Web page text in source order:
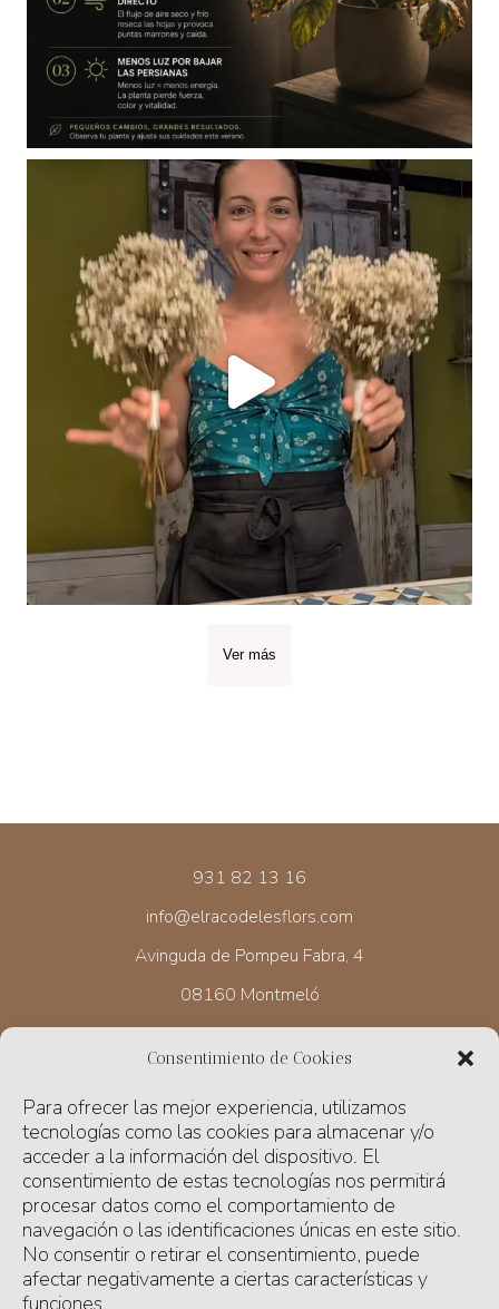
Consentimiento de Cookies
Para ofrecer las mejor experiencia, utilizamos
tecnologías como las cookies para almacenar y/o
acceder a la información del dispositivo. El
consentimiento de estas tecnologías nos permitirá
procesar datos como el comportamiento de
navegación o las identificaciones únicas en este sitio.
No consentir o retirar el consentimiento, puede
afectar negativamente a ciertas características y
funciones.
Ver más
931 82 13 16
info@elracodelesflors.com
Avinguda de Pompeu Fabra, 4
08160 Montmeló
Lunes de 17 a 19.30 h
Martes a viernes de 9.30 a 13 h y de 17 a 19.30 h
Sábado de 10 a 13 h
Domingo cerrado
ENVIAMOS NUESTRAS FLORES Y PLANTAS A DOMICILIO,